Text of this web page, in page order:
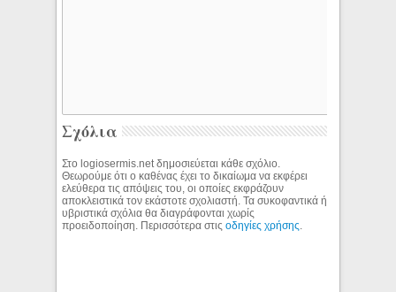
Σχόλια
Στο logiosermis.net δημοσιεύεται κάθε σχόλιο.
Θεωρούμε ότι ο καθένας έχει το δικαίωμα να εκφέρει
ελεύθερα τις απόψεις του, οι οποίες εκφράζουν
αποκλειστικά τον εκάστοτε σχολιαστή. Τα συκοφαντικά ή
υβριστικά σχόλια θα διαγράφονται χωρίς
προειδοποίηση. Περισσότερα στιςοδηγίες χρήσης